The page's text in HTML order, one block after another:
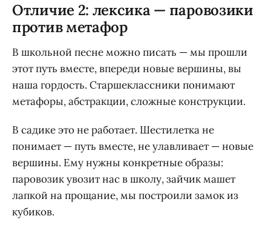
Отличие 2: лексика — паровозики
против метафор
В школьной песне можно писать — мы прошли
этот путь вместе, впереди новые вершины, вы
наша гордость. Старшеклассники понимают
метафоры, абстракции, сложные конструкции.
В садике это не работает. Шестилетка не
понимает — путь вместе, не улавливает — новые
вершины. Ему нужны конкретные образы:
паровозик увозит нас в школу, зайчик машет
лапкой на прощание, мы построили замок из
кубиков.